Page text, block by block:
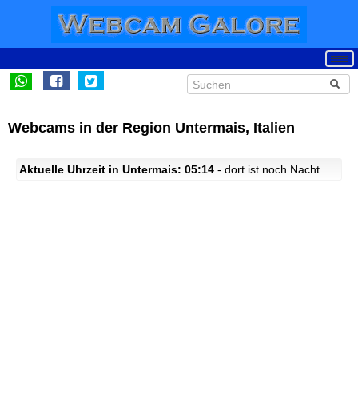
Webcams in der Region Untermais, Italien
Aktuelle Uhrzeit in Untermais: 05:14 - dort ist noch Nacht.